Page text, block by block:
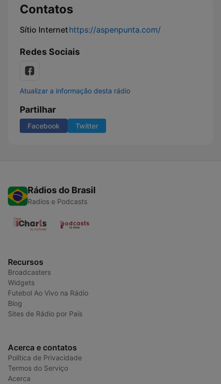
Contatos
Sítio Internethttps://aspenpunta.com/
Redes Sociais
Atualizar a informação desta rádio
Partilhar
Facebook Twitter
Rádios do Brasil
Radios e Podcasts
Recursos
Broadcasters
Widgets
Futebol Ao Vivo na Rádio
Blog
Sites de Rádio por País
Acerca e contatos
Política de Privacidade
Termos do Serviço
Acerca